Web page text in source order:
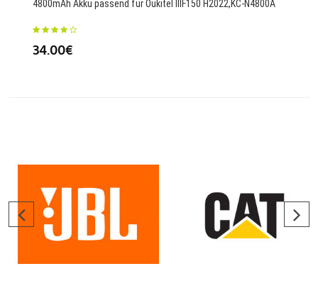
4800mAh Akku passend für Oukitel IIIF150 H2022,KC-N4800A
34.00€